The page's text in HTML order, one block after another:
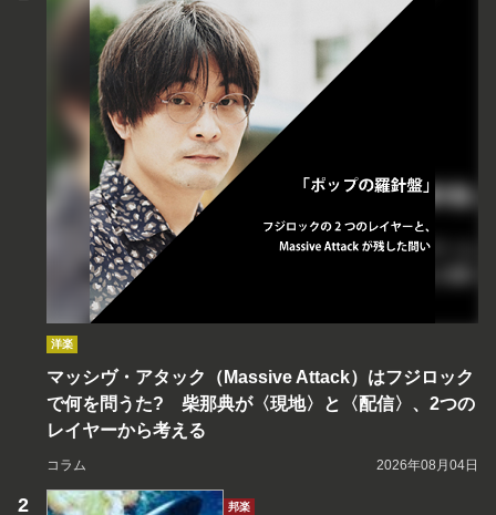
洋楽
マッシヴ・アタック（Massive Attack）はフジロック
で何を問うた? 柴那典が〈現地〉と〈配信〉、2つの
レイヤーから考える
コラム 2026年08月04日
邦楽